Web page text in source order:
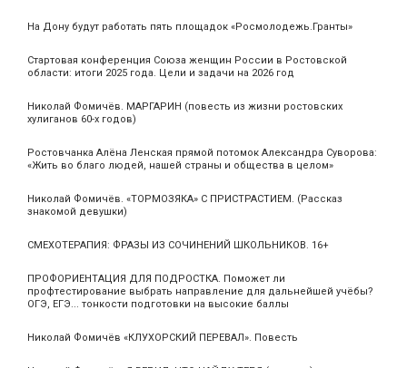
На Дону будут работать пять площадок «Росмолодежь.Гранты»
Стартовая конференция Союза женщин России в Ростовской
области: итоги 2025 года. Цели и задачи на 2026 год
Николай Фомичёв. МАРГАРИН (повесть из жизни ростовских
хулиганов 60-х годов)
Ростовчанка Алёна Ленская прямой потомок Александра Суворова:
«Жить во благо людей, нашей страны и общества в целом»
Николай Фомичёв. «ТОРМОЗЯКА» С ПРИСТРАСТИЕМ. (Рассказ
знакомой девушки)
СМЕХОТЕРАПИЯ: ФРАЗЫ ИЗ СОЧИНЕНИЙ ШКОЛЬНИКОВ. 16+
ПРОФОРИЕНТАЦИЯ ДЛЯ ПОДРОСТКА. Поможет ли
профтестирование выбрать направление для дальнейшей учёбы?
ОГЭ, ЕГЭ... тонкости подготовки на высокие баллы
Николай Фомичёв «КЛУХОРСКИЙ ПЕРЕВАЛ». Повесть